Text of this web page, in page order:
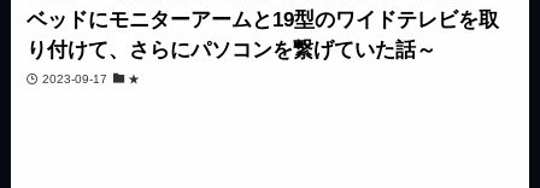
ベッドにモニターアームと19型のワイドテレビを取
り付けて、さらにパソコンを繋げていた話～
2023-09-17 ★